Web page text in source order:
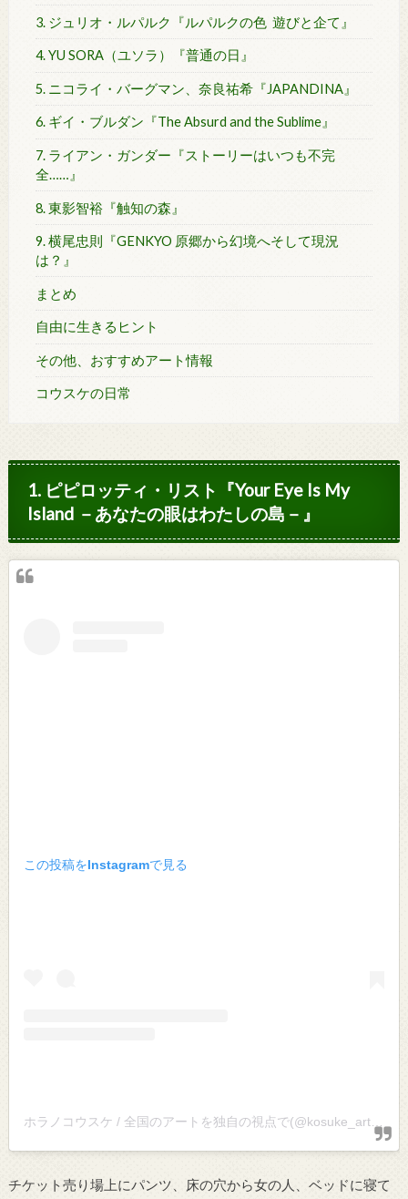
3. ジュリオ・ルパルク『ルパルクの色 遊びと企て』
4. YU SORA（ユソラ）『普通の日』
5. ニコライ・バーグマン、奈良祐希『JAPANDINA』
6. ギイ・ブルダン『The Absurd and the Sublime』
7. ライアン・ガンダー『ストーリーはいつも不完
全……』
8. 東影智裕『触知の森』
9. 横尾忠則『GENKYO 原郷から幻境へそして現況
は？』
まとめ
自由に生きるヒント
その他、おすすめアート情報
コウスケの日常
1. ピピロッティ・リスト『Your Eye Is My
Island －あなたの眼はわたしの島－』
この投稿をInstagramで見る
ホラノコウスケ / 全国のアートを独自の視点で(@kosuke_art)がシェアした投稿
チケット売り場上にパンツ、床の穴から女の人、ベッドに寝て